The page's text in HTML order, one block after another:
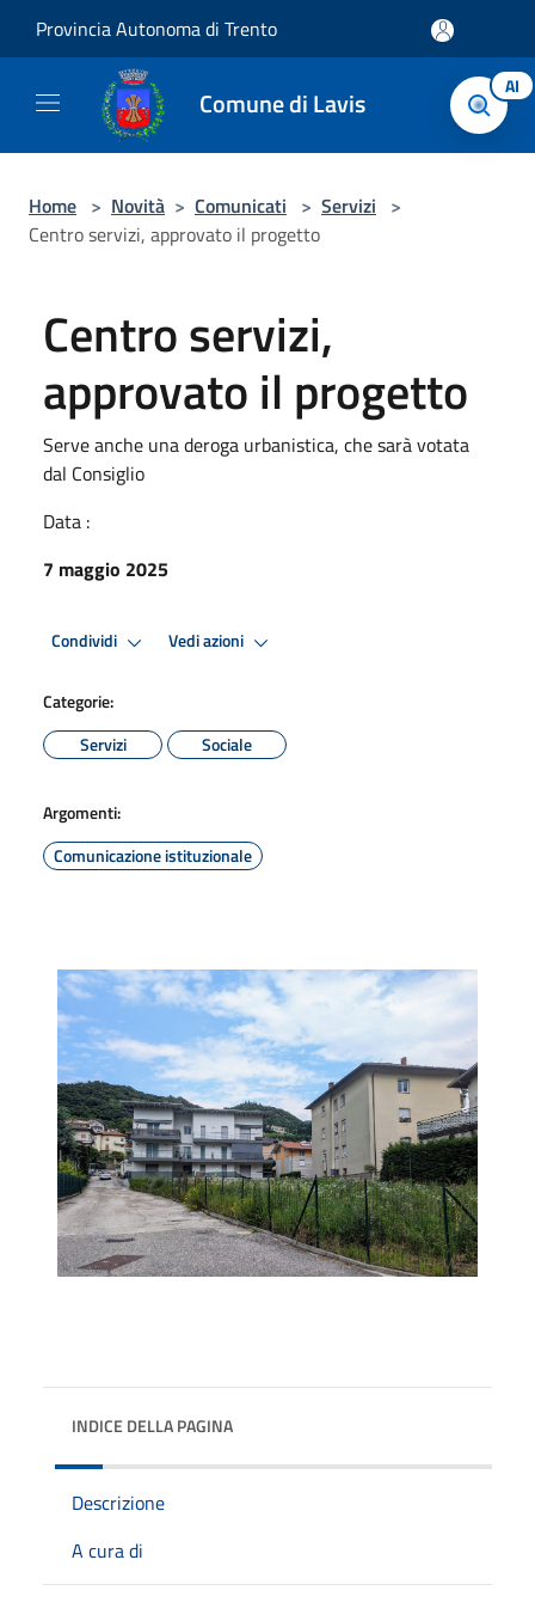
Provincia Autonoma di Trento
Comune di Lavis AI
Home > Novità > Comunicati > Servizi >
Centro servizi, approvato il progetto
Centro servizi,
approvato il progetto
Serve anche una deroga urbanistica, che sarà votata
dal Consiglio
Data :
7 maggio 2025
Condividi Vedi azioni
Categorie:
Servizi
Sociale
Argomenti:
Comunicazione istituzionale
INDICE DELLA PAGINA
Descrizione
A cura di